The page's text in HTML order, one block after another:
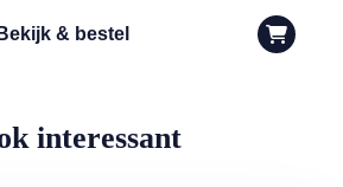
Bekijk & bestel
interessant